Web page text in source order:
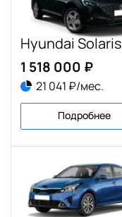
Hyundai Solaris
1 518 000 ₽
21 041 ₽/мес.
Подробнее